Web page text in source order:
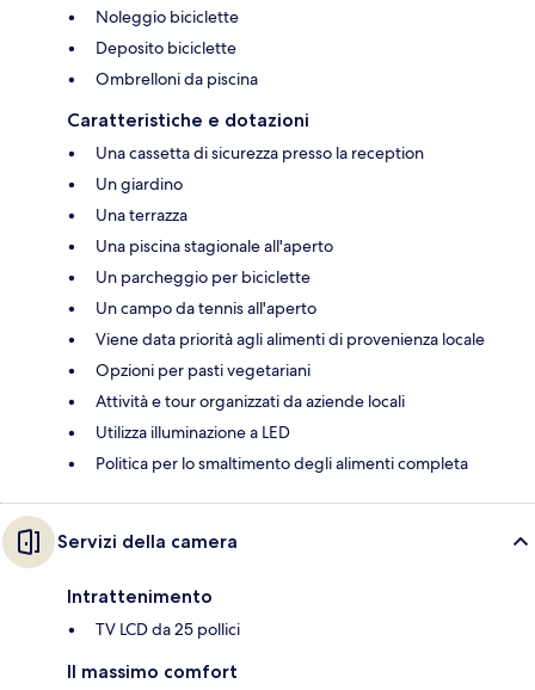
Noleggio biciclette
Deposito biciclette
Ombrelloni da piscina
Caratteristiche e dotazioni
Una cassetta di sicurezza presso la reception
Un giardino
Una terrazza
Una piscina stagionale all'aperto
Un parcheggio per biciclette
Un campo da tennis all'aperto
Viene data priorità agli alimenti di provenienza locale
Opzioni per pasti vegetariani
Attività e tour organizzati da aziende locali
Utilizza illuminazione a LED
Politica per lo smaltimento degli alimenti completa
Servizi della camera
Intrattenimento
TV LCD da 25 pollici
Il massimo comfort